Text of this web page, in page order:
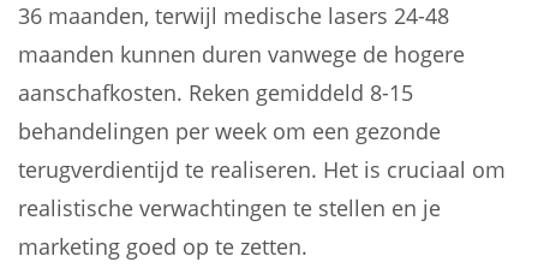
36 maanden, terwijl medische lasers 24-48
maanden kunnen duren vanwege de hogere
aanschafkosten. Reken gemiddeld 8-15
behandelingen per week om een gezonde
terugverdientijd te realiseren. Het is cruciaal om
realistische verwachtingen te stellen en je
marketing goed op te zetten.